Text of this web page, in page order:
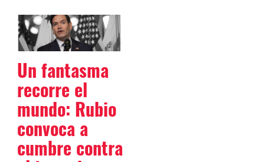
Un fantasma
recorre el
mundo: Rubio
convoca a
cumbre contra